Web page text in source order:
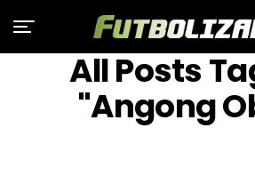
All Posts
"Angong